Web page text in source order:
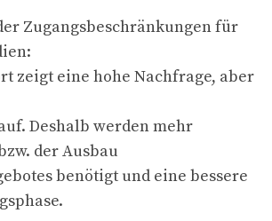
Zugangsbeschränkungen für
zeigt eine hohe Nachfrage, aber
Deshalb werden mehr
der Ausbau
benötigt und eine bessere